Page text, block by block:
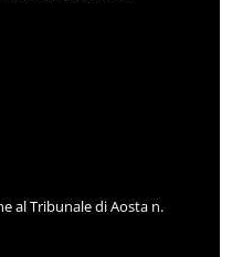
al Tribunale di Aosta n.